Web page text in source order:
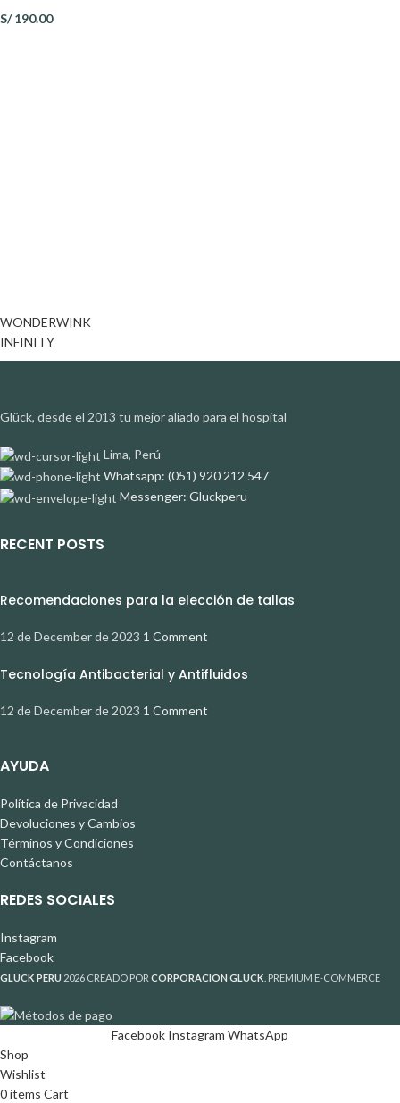
S/190.00
WONDERWINK
INFINITY
Glück, desde el 2013 tu mejor aliado para el hospital
Lima, Perú
Whatsapp: (051) 920 212 547
Messenger: Gluckperu
RECENT POSTS
Recomendaciones para la elección de tallas
12 de December de 2023 1 Comment
Tecnología Antibacterial y Antifluidos
12 de December de 2023 1 Comment
AYUDA
Política de Privacidad
Devoluciones y Cambios
Términos y Condiciones
Contáctanos
REDES SOCIALES
Instagram
Facebook
GLÜCK PERU 2026 CREADO POR CORPORACION GLUCK . PREMIUM E-COMMERCE
Facebook Instagram WhatsApp
Shop
Wishlist
0items Cart